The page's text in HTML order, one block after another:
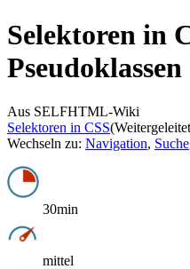
Selektoren in
Pseudoklassen
Aus SELFHTML-Wiki
Selektoren in CSS
Wechseln zu: Navigation, Suche
30min
mittel